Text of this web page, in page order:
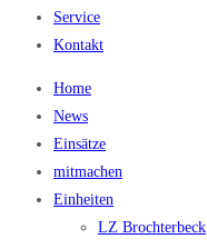
Service
Kontakt
Home
News
Einsätze
mitmachen
Einheiten
LZ Brochterbeck